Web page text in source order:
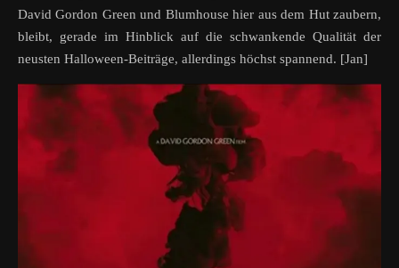
David Gordon Green und Blumhouse hier aus dem Hut zaubern,
bleibt, gerade im Hinblick auf die schwankende Qualität der
neusten Halloween-Beiträge, allerdings höchst spannend. [Jan]